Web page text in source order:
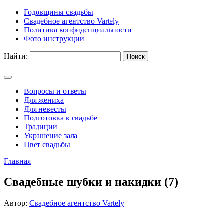
Годовщины свадьбы
Свадебное агентство Vartely
Политика конфиденциальности
Фото инструкции
Найти:
Вопросы и ответы
Для жениха
Для невесты
Подготовка к свадьбе
Традиции
Украшение зала
Цвет свадьбы
Главная
Свадебные шубки и накидки (7)
Автор: Свадебное агентство Vartely